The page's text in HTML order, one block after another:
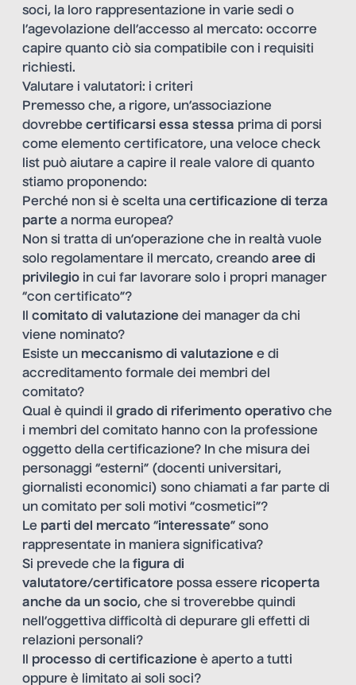
soci, la loro rappresentazione in varie sedi o
l’agevolazione dell’accesso al mercato: occorre
capire quanto ciò sia compatibile con i requisiti
richiesti.
Valutare i valutatori: i criteri
Premesso che, a rigore, un’associazione
dovrebbe certificarsi essa stessa prima di porsi
come elemento certificatore, una veloce check
list può aiutare a capire il reale valore di quanto
stiamo proponendo:
Perché non si è scelta una certificazione di terza
parte a norma europea?
Non si tratta di un’operazione che in realtà vuole
solo regolamentare il mercato, creando aree di
privilegio in cui far lavorare solo i propri manager
“con certificato”?
comitato di valutazione dei manager da chi
viene nominato?
Esiste un meccanismo di valutazione e di
accreditamento formale dei membri del
comitato?
Qual è quindi il grado di riferimento operativo che
i membri del comitato hanno con la professione
oggetto della certificazione? In che misura dei
personaggi “esterni” (docenti universitari,
giornalisti economici) sono chiamati a far parte di
un comitato per soli motivi “cosmetici”?
Le parti del mercato “interessate” sono
rappresentate in maniera significativa?
Si prevede che la figura di
valutatore/certificatore possa essere ricoperta
anche da un socio, che si troverebbe quindi
nell’oggettiva difficoltà di depurare gli effetti di
relazioni personali?
processo di certificazione è aperto a tutti
oppure è limitato ai soli soci?